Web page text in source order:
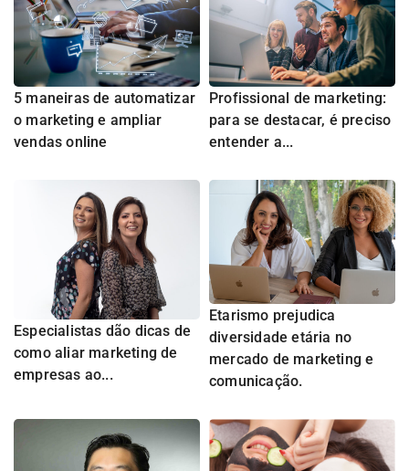
5 maneiras de automatizar
o marketing e ampliar
vendas online
Profissional de marketing:
para se destacar, é preciso
entender a...
Especialistas dão dicas de
como aliar marketing de
empresas ao...
Etarismo prejudica
diversidade etária no
mercado de marketing e
comunicação.